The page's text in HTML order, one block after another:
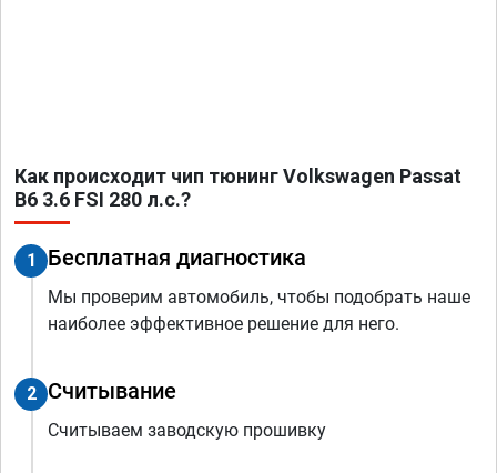
Как происходит чип тюнинг Volkswagen Passat
B6 3.6 FSI 280 л.с.?
1 Бесплатная диагностика
Мы проверим автомобиль, чтобы подобрать наше
наиболее эффективное решение для него.
2 Считывание
Считываем заводскую прошивку